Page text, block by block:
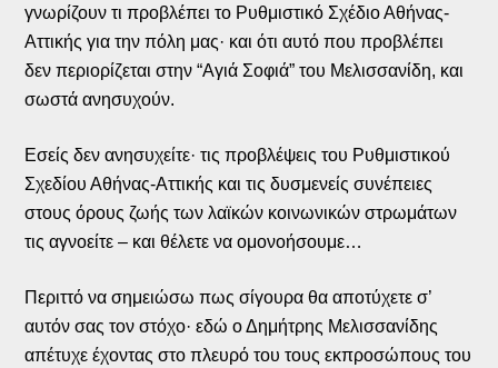
γνωρίζουν τι προβλέπει το Ρυθμιστικό Σχέδιο Αθήνας-
Αττικής για την πόλη μας· και ότι αυτό που προβλέπει
δεν περιορίζεται στην “Αγιά Σοφιά” του Μελισσανίδη, και
σωστά ανησυχούν.
Εσείς δεν ανησυχείτε· τις προβλέψεις του Ρυθμιστικού
Σχεδίου Αθήνας-Αττικής και τις δυσμενείς συνέπειες
στους όρους ζωής των λαϊκών κοινωνικών στρωμάτων
τις αγνοείτε – και θέλετε να ομονοήσουμε…
Περιττό να σημειώσω πως σίγουρα θα αποτύχετε σ’
αυτόν σας τον στόχο· εδώ ο Δημήτρης Μελισσανίδης
απέτυχε έχοντας στο πλευρό του τους εκπροσώπους του